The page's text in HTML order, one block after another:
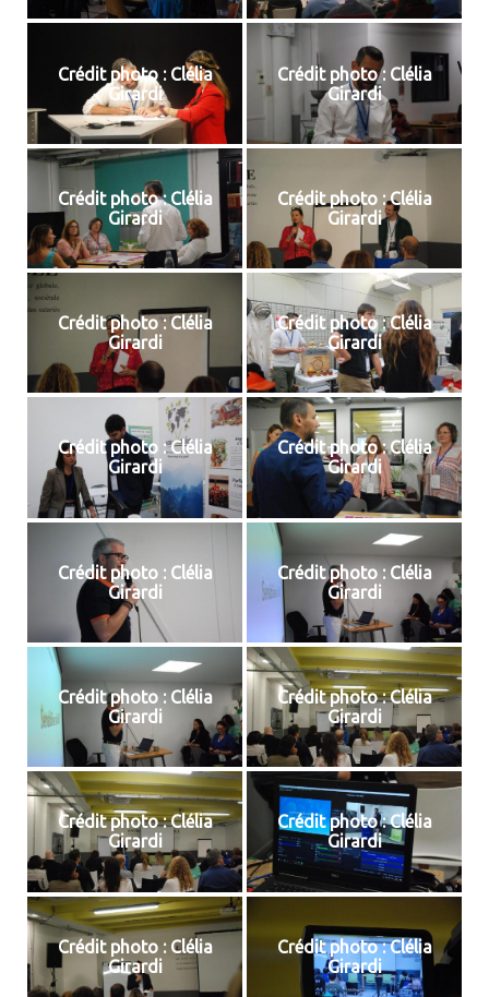
Crédit photo : Clélia
Girardi
Crédit photo : Clélia
Girardi
Crédit photo : Clélia
Girardi
Crédit photo : Clélia
Girardi
Crédit photo : Clélia
Girardi
Crédit photo : Clélia
Girardi
Crédit photo : Clélia
Girardi
Crédit photo : Clélia
Girardi
Crédit photo : Clélia
Girardi
Crédit photo : Clélia
Girardi
Crédit photo : Clélia
Girardi
Crédit photo : Clélia
Girardi
Crédit photo : Clélia
Girardi
Crédit photo : Clélia
Girardi
Crédit photo : Clélia
Girardi
Crédit photo : Clélia
Girardi